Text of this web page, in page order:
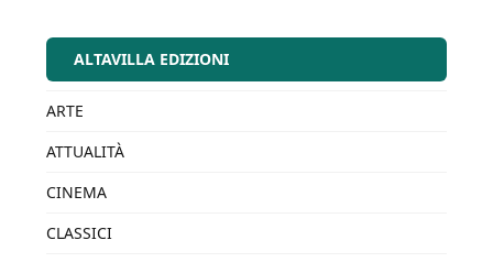
ALTAVILLA EDIZIONI
ARTE
ATTUALITÀ
CINEMA
CLASSICI